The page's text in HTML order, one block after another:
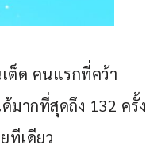
ต็ด คนแรกที่คว้า
มากที่สุดถึง 132 ครั้ง
ทีเดียว